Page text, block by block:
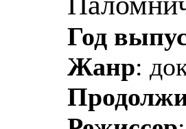
Год
Жанр: